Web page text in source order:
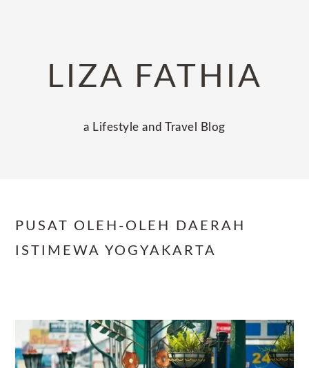
navigationLIZA FATHIA
a Lifestyle and Travel Blog
PUSAT OLEH-OLEH DAERAH
ISTIMEWA YOGYAKARTA